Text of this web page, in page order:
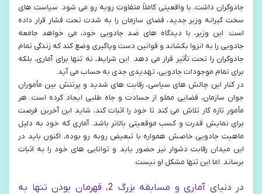
جادوگران داشت، با واقعیتی کاملاً متفاوت روبه رو می شود. سیاست های
سخت گیرانه وزیر جدید، فضای سازمان را به شدت تحت فشار قرار داده
است. این وزیر، با دیدگاه های ضد جادویی خود، می خواهد جامعه
جادویی را به انزوا بکشاند و قوانین دست وپاگیری وضع کند که زندگی تمام
جادوگران را تحت تأثیر قرار می دهد. این شرایط، نه تنها برای آماری، بلکه
برای تمام موجودات جادویی، تهدیدی جدی به حساب می آید.
در کنار این چالش های سیاسی، رقابت های شدید و پرتنش بین مأموران
جوان سازمان، فضایی مملو از حسادت و جاه طلبی ایجاد کرده است. هر
مأمور تازه کار تلاش می کند تا خود را اثبات کند، شاید این آخرین فرصت
برای نمایش قدرت و کسب موقعیتی بالاتر باشد. آماری که خود به دلیل
ماهیت جادویی خاصش همواره با تبعیض روبه رو بوده، اکنون باید در
این میدان رقابت دشوار نیز حضور یابد و توانایی های خود را به اثبات
برساند. اما این تنها مشکل او نیست.
در دنیای آماری و مسابقه بزرگ 2، قهرمان بودن تنها به